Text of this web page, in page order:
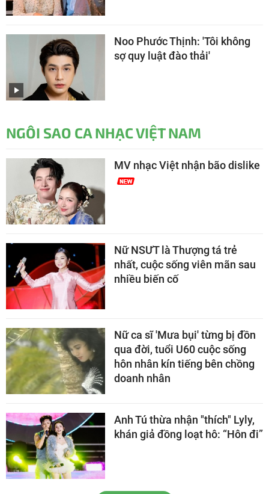
Noo Phước Thịnh: 'Tôi không
sợ quy luật đào thải'
NGÔI SAO CA NHẠC VIỆT NAM
MV nhạc Việt nhận bão dislike
Nữ NSƯT là Thượng tá trẻ
nhất, cuộc sống viên mãn sau
nhiều biến cố
Nữ ca sĩ 'Mưa bụi' từng bị đồn
qua đời, tuổi U60 cuộc sống
hôn nhân kín tiếng bên chồng
doanh nhân
Anh Tú thừa nhận "thích" Lyly,
khán giả đồng loạt hô: “Hôn đi”